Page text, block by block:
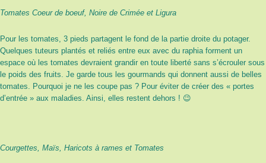
Tomates Coeur de boeuf, Noire de Crimée et Ligura
Pour les tomates, 3 pieds partagent le fond de la partie droite du potager.
Quelques tuteurs plantés et reliés entre eux avec du raphia forment un
espace où les tomates devraient grandir en toute liberté sans s’écrouler sous
le poids des fruits. Je garde tous les gourmands qui donnent aussi de belles
tomates. Pourquoi je ne les coupe pas ? Pour éviter de créer des « portes
d’entrée » aux maladies. Ainsi, elles restent dehors ! 😉
Courgettes, Maïs, Haricots à rames et Tomates